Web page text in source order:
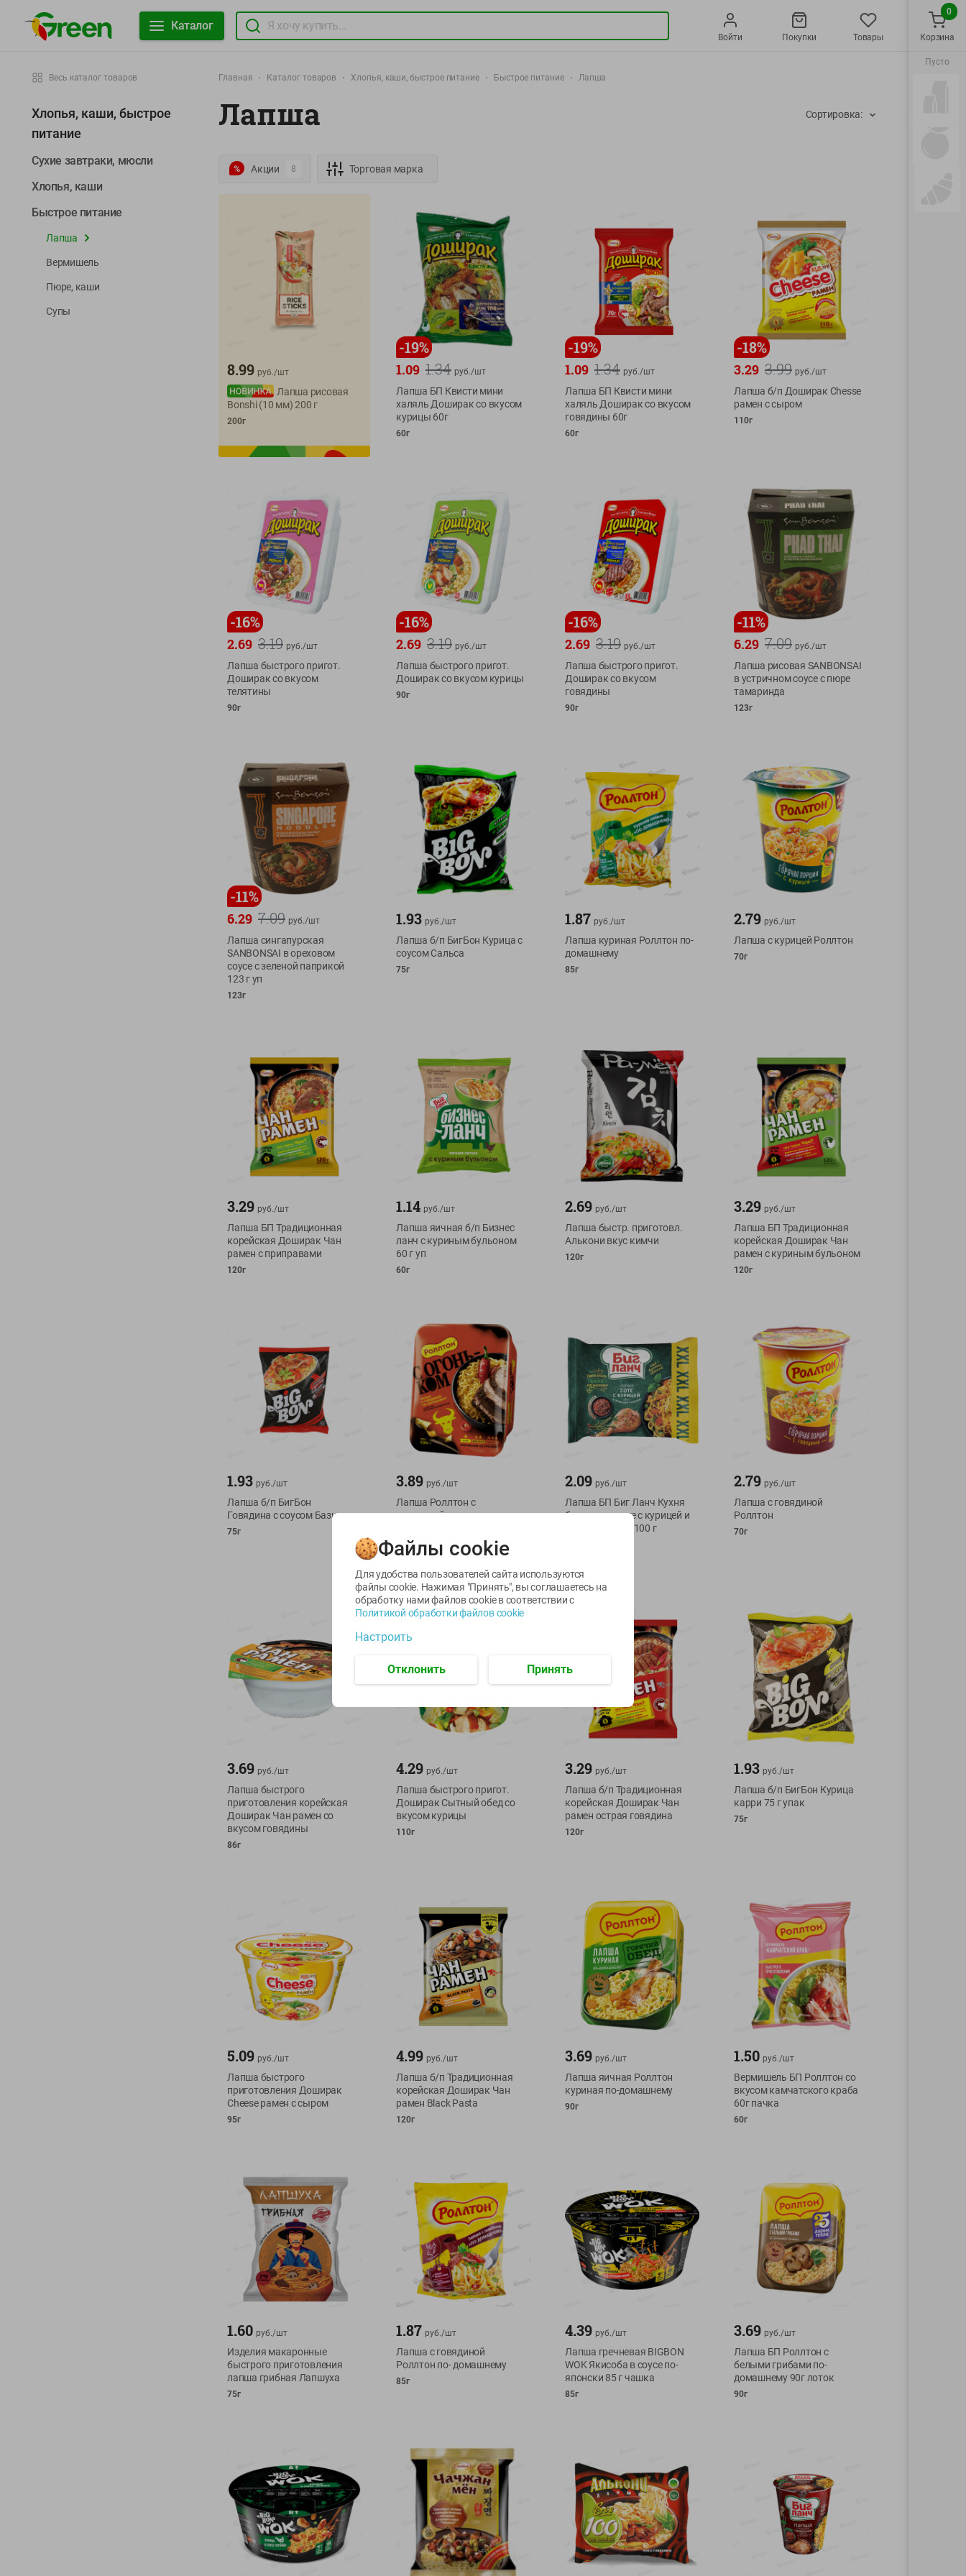
Каталог
Войти Покупки Товары
Весь каталог товаров
Хлопья, каши, быстрое
питание
Сухие завтраки, мюсли
Хлопья, каши
Быстрое питание
Лапша
Вермишель
Пюре, каши
Супы
Главная Каталог товаров Хлопья, каши, быстрое питание Быстрое питание Лапша
Лапша Сортировка:
Акции 8 Торговая марка
8.99 руб./шт
Лапша рисовая
Bonshi (10 мм) 200 г
200г
-19%
1.34
1.09 руб./шт
Лапша БП Квисти мини
халяль Доширак со вкусом
курицы 60г
60г
-19%
1.34
1.09 руб./шт
Лапша БП Квисти мини
халяль Доширак со вкусом
говядины 60г
60г
-18%
3.99
3.29 руб./шт
Лапша б/п Доширак Chesse
рамен с сыром
110г
-16%
3.19
2.69 руб./шт
Лапша быстрого пригот.
Доширак со вкусом
телятины
90г
-16%
3.19
2.69 руб./шт
Лапша быстрого пригот.
Доширак со вкусом курицы
90г
-16%
3.19
2.69 руб./шт
Лапша быстрого пригот.
Доширак со вкусом
говядины
90г
-11%
7.09
6.29 руб./шт
Лапша рисовая SANBONSAI
в устричном соусе с пюре
тамаринда
123г
-11%
7.09
6.29 руб./шт
Лапша сингапурская
SANBONSAI в ореховом
соусе с зеленой паприкой
123 г уп
123г
1.93 руб./шт
Лапша б/п БигБон Курица с
соусом Сальса
75г
1.87 руб./шт
Лапша куриная Роллтон по-
домашнему
85г
2.79 руб./шт
Лапша с курицей Роллтон
70г
3.29 руб./шт
Лапша БП Традиционная
корейская Доширак Чан
рамен с приправами
120г
1.14 руб./шт
Лапша яичная б/п Бизнес
ланч с куриным бульоном
60 г уп
60г
2.69 руб./шт
Лапша быстр. приготовл.
Алькони вкус кимчи
120г
3.29 руб./шт
Лапша БП Традиционная
корейская Доширак Чан
рамен с куриным бульоном
120г
1.93 руб./шт
Лапша б/п БигБон
Говядина с соусом Базилик
75г
3.89 руб./шт
Лапша Роллтон с
говядиной по-домаш. с
чили
100г
2.09 руб./шт
Лапша БП Биг Ланч Кухня
без границ соте с курицей и
прян. травами 100 г
2.79 руб./шт
Лапша с говядиной
Роллтон
70г
3.69 руб./шт
Лапша быстрого
приготовления корейская
Доширак Чан рамен со
вкусом говядины
86г
4.29 руб./шт
Лапша быстрого пригот.
Доширак Сытный обед со
вкусом курицы
110г
3.29 руб./шт
Лапша б/п Традиционная
корейская Доширак Чан
рамен острая говядина
120г
1.93 руб./шт
Лапша б/п БигБон Курица
карри 75 г упак
75г
5.09 руб./шт
Лапша быстрого
приготовления Доширак
Cheese рамен с сыром
95г
4.99 руб./шт
Лапша б/п Традиционная
корейская Доширак Чан
рамен Black Pasta
120г
3.69 руб./шт
Лапша яичная Роллтон
куриная по-домашнему
90г
1.50 руб./шт
Вермишель БП Роллтон со
вкусом камчатского краба
60г пачка
60г
1.60 руб./шт
Изделия макаронные
быстрого приготовления
лапша грибная Лапшуха
75г
1.87 руб./шт
Лапша с говядиной
Роллтон по- домашнему
85г
4.39 руб./шт
Лапша гречневая BIGBON
WOK Якисоба в соусе по-
японски 85 г чашка
85г
3.69 руб./шт
Лапша БП Роллтон с
белыми грибами по-
домашнему 90г лоток
90г
Корзина
0
Пусто
Файлы cookie
Для удобства пользователей сайта используются
файлы cookie. Нажимая "Принять", вы соглашаетесь на
обработку нами файлов cookie в соответствии с
Политикой обработки файлов cookie
Настроить
Отклонить Принять